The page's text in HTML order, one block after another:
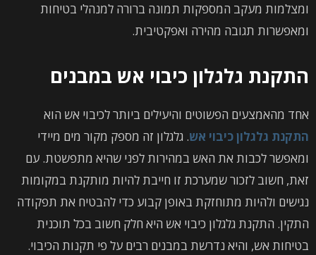
ומצלמות מעקב המספקות תמונה ברורה למנהלי בטיחות
ומאפשרות תגובה מהירה ואפקטיבית.
התקנת גלגלון כיבוי אש במבנים
אחד מהאמצעים הפשוטים והיעילים ביותר לכיבוי אש הוא
התקנת גלגלון כיבוי אש. גלגלון זה מספק מקור מים מיידי
ומאפשר לכבות את האש במהירות לפני שהיא מתפשטת. עם
זאת, חשוב לזכור שמערכת זו חייבת להיות מותקנת במקומות
נגישים ולהיות מתוחזקת באופן קבוע כדי להבטיח את תפקודה
התקין. התקנת גלגלון כיבוי אש היא חלק חשוב בכל תוכנית
בטיחות אש, והיא נדרשת במבנים רבים על פי תקנות הכיבוי.